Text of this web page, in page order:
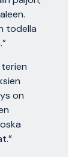
todella
on